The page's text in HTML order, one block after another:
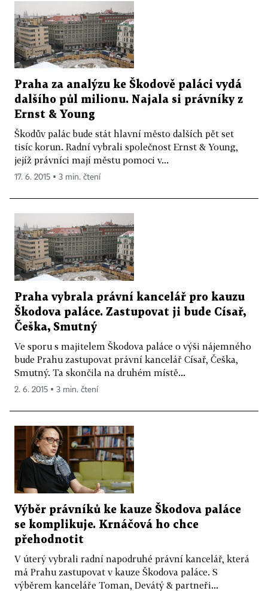
Praha za analýzu ke Škodově paláci vydá
dalšího půl milionu. Najala si právníky z
Ernst & Young
Škodův palác bude stát hlavní město dalších pět set
tisíc korun. Radní vybrali společnost Ernst & Young,
jejíž právníci mají městu pomoci v...
17. 6. 2015 ▪ 3 min. čtení
Praha vybrala právní kancelář pro kauzu
Škodova paláce. Zastupovat ji bude Císař,
Češka, Smutný
Ve sporu s majitelem Škodova paláce o výši nájemného
bude Prahu zastupovat právní kancelář Císař, Češka,
Smutný. Ta skončila na druhém místě...
2. 6. 2015 ▪ 3 min. čtení
Výběr právníků ke kauze Škodova paláce
se komplikuje. Krnáčová ho chce
přehodnotit
V úterý vybrali radní napodruhé právní kancelář, která
má Prahu zastupovat v kauze Škodova paláce. S
výběrem kanceláře Toman, Devátý & partneři...